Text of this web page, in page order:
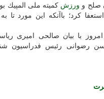
صلح و ورزش كمیته ملی المپیك
كرد؛ باآنكه این مورد تا
با بیان صالحی امیری
رضوانی رئیس فدراسیون